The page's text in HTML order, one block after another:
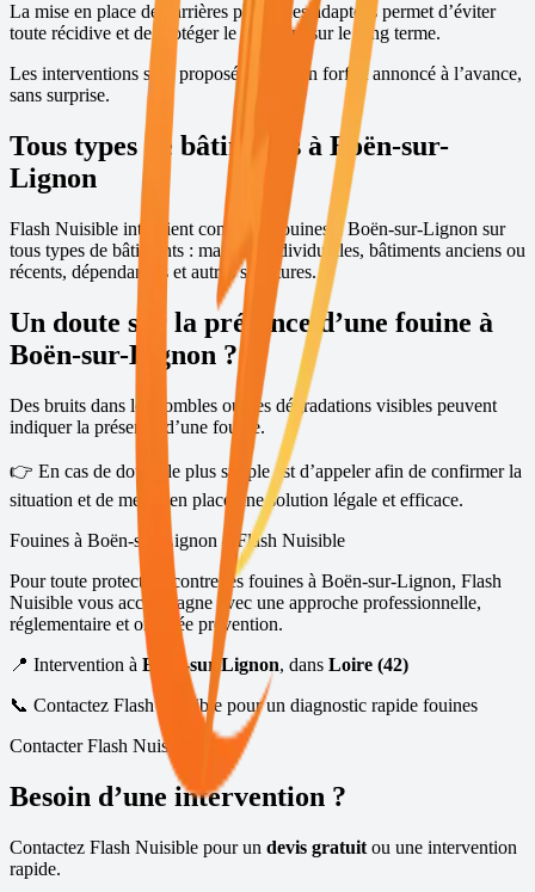
La mise en place de barrières physiques adaptées permet d’éviter
toute récidive et de protéger le bâtiment sur le long terme.
Les interventions sont proposées avec un forfait annoncé à l’avance,
sans surprise.
Tous types de bâtiments à Boën-sur-
Lignon
Flash Nuisible intervient contre les fouines àBoën-sur-Lignon sur
tous types de bâtiments : maisons individuelles, bâtiments anciens ou
récents, dépendances et autres structures.
Un doute sur la présence d’une fouine à
Boën-sur-Lignon ?
Des bruits dans les combles ou des dégradations visibles peuvent
indiquer la présence d’une fouine.
👉 En cas de doute, le plus simple est d’appeler afin de confirmer la
situation et de mettre en place une solution légale et efficace.
Fouines à Boën-sur-Lignon – Flash Nuisible
Pour toute protection contre les fouines à Boën-sur-Lignon, Flash
Nuisible vous accompagne avec une approche professionnelle,
réglementaire et orientée prévention.
📍 Intervention à Boën-sur-Lignon, dans Loire (42)
📞 Contactez Flash Nuisible pour un diagnostic rapide fouines
Contacter Flash Nuisible
Besoin d’une intervention ?
Contactez Flash Nuisible pour un devis gratuit ou une intervention
rapide.